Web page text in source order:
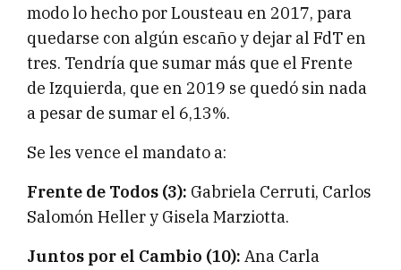
modo lo hecho por Lousteau en 2017, para
quedarse con algún escaño y dejar al FdT en
tres. Tendría que sumar más que el Frente
de Izquierda, que en 2019 se quedó sin nada
a pesar de sumar el 6,13%.
Se les vence el mandato a:
Frente de Todos (3): Gabriela Cerruti, Carlos
Salomón Heller y Gisela Marziotta.
Juntos por el Cambio (10): Ana Carla